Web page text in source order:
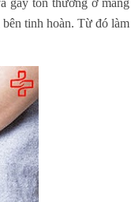
tinh hoàn. Từ đó làm